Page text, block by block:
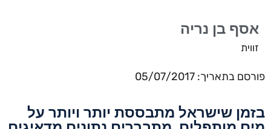
אסף בן נריה
זווית
פורסם בתאריך: 05/07/2017
בזמן שישראל מתבססת יותר ויותר על